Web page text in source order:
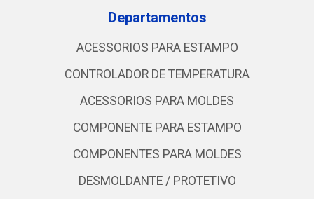
Departamentos
ACESSORIOS PARA ESTAMPO
CONTROLADOR DE TEMPERATURA
ACESSORIOS PARA MOLDES
COMPONENTE PARA ESTAMPO
COMPONENTES PARA MOLDES
DESMOLDANTE / PROTETIVO